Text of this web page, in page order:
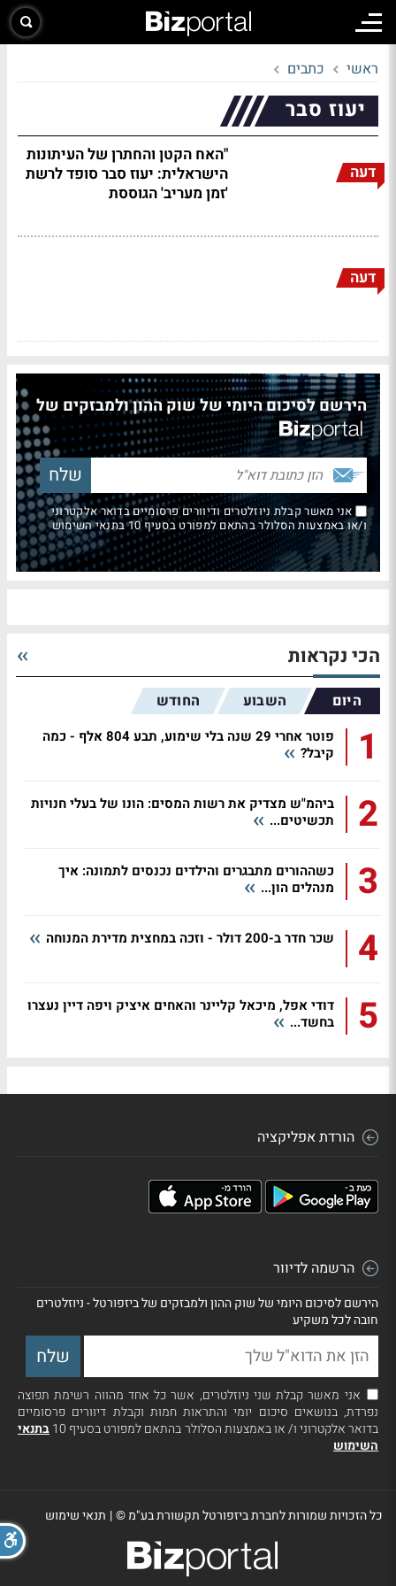
ראשי כתבים
יעוז סבר
דעה
"האח הקטן והחתרן של העיתונות
הישראלית: יעוז סבר סופד לרשת
'זמן מעריב' הגוססת
דעה
הירשם לסיכום היומי של שוק ההון ולמבזקים של
אני מאשר קבלת ניוזלטרים ודיוורים פרסומיים בדואר אלקטרוני
ו/או באמצעות הסלולר בהתאם למפורט בסעיף 10 בתנאי השימוש
הכי נקראות
היום השבוע החודש
1
פוטר אחרי 29 שנה בלי שימוע, תבע 804 אלף - כמה
קיבל?
2
ביהמ"ש מצדיק את רשות המסים: הונו של בעלי חנויות
תכשיטים...
3
כשההורים מתבגרים והילדים נכנסים לתמונה: איך
מנהלים הון...
4 שכר חדר ב-200 דולר - וזכה במחצית מדירת המנוחה
5
דודי אפל, מיכאל קליינר והאחים איציק ויפה דיין נעצרו
בחשד...
הורדת אפליקציה
הרשמה לדיוור
הירשם לסיכום היומי של שוק ההון ולמבזקים של ביזפורטל - ניוזלטרים
חובה לכל משקיע
אני מאשר קבלת שני ניוזלטרים, אשר כל אחד מהווה רשימת תפוצה
נפרדת, בנושאים סיכום יומי והתראות חמות וקבלת דיוורים פרסומיים
בדואר אלקטרוני ו/ או באמצעות הסלולר בהתאם למפורט בסעיף 10
בתנאי
השימוש
כל הזכויות שמורות לחברת ביזפורטל תקשורת בע"מ ©| תנאי שימוש